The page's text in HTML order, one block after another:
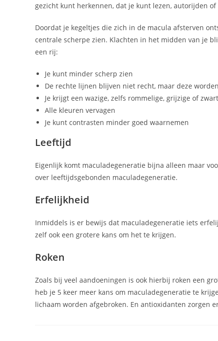
gezicht kunt herkennen, dat je kunt lezen, autorijden
Doordat je kegeltjes die zich in de macula afsterven
centrale scherpe zien. Klachten in het midden van je
een rij:
Je kunt minder scherp zien
De rechte lijnen blijven niet recht, maar deze
Je krijgt een wazige, zelfs rommelige, grijzige of
Alle kleuren vervagen
Je kunt contrasten minder goed waarnemen
Leeftijd
Eigenlijk komt maculadegeneratie bijna alleen maar
over leeftijdsgebonden maculadegeneratie.
Erfelijkheid
Inmiddels is er bewijs dat maculadegeneratie iets
zelf ook een grotere kans om het te krijgen.
Roken
Zoals bij veel aandoeningen is ook hierbij roken een
heb je 5 keer meer kans om maculadegeneratie te
lichaam worden afgebroken. En antioxidanten zorgen